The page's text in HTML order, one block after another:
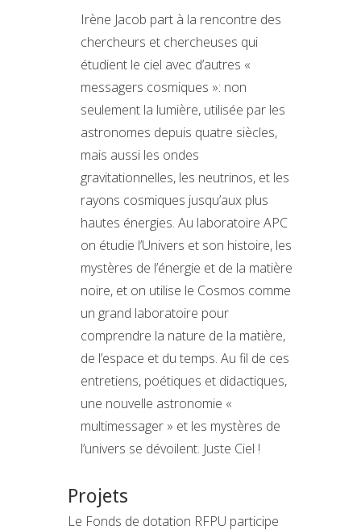
Irène Jacob part à la rencontre des
chercheurs et chercheuses qui
étudient le ciel avec d’autres «
messagers cosmiques »: non
seulement la lumière, utilisée par les
astronomes depuis quatre siècles,
mais aussi les ondes
gravitationnelles, les neutrinos, et les
rayons cosmiques jusqu’aux plus
hautes énergies. Au laboratoire APC
on étudie l’Univers et son histoire, les
mystères de l’énergie et de la matière
noire, et on utilise le Cosmos comme
un grand laboratoire pour
comprendre la nature de la matière,
de l’espace et du temps. Au fil de ces
entretiens, poétiques et didactiques,
une nouvelle astronomie «
multimessager » et les mystères de
l’univers se dévoilent. Juste Ciel !
Projets
Le Fonds de dotation RFPU participe